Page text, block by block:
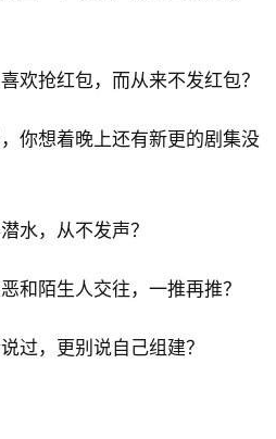
欢抢红包，而从来不发红包？
你想着晚上还有新更的剧集没
水，从不发声？
和陌生人交往，一推再推？
过，更别说自己组建？